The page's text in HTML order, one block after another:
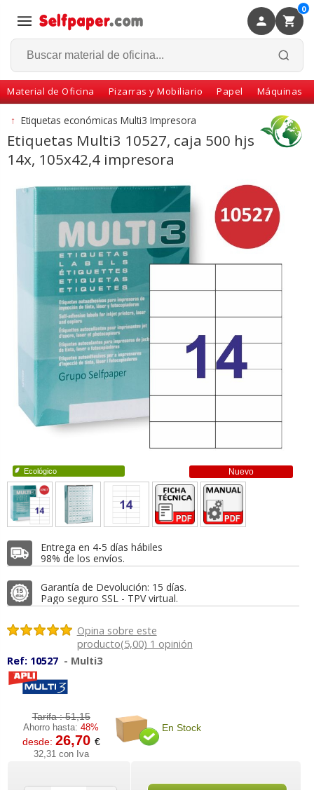
0
Material de Oficina Pizarras y Mobiliario Papel Máquinas
Volver
↑ Etiquetas económicas Multi3 Impresora
Etiquetas Multi3 10527, caja 500 hjs
14x, 105x42,4 impresora
Ecológico Nuevo
Entrega en 4-5 días hábiles
98% de los envíos.
Garantía de Devolución: 15 días.
Pago seguro SSL - TPV virtual.
Opina sobre este
producto(5,00) 1 opinión
Ref: 10527 - Multi3
Tarifa :51,15
Ahorro hasta:48%
desde: 26,70 €
32,31 con Iva
En Stock